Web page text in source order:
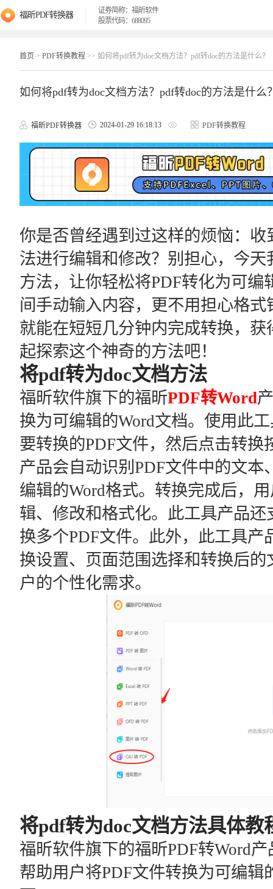
福昕PDF转换器
证券简称：福昕软件
股票代码：688095
首页 > PDF转换教程 >> 如何将pdf转为doc文档方法？pdf转doc的方法是什么？
如何将pdf转为doc文档方法？pdf转doc的方法是什么
福昕PDF转换器 2024-01-29 16:18:13 PDF转换教程
你是否曾经遇到过这样的烦恼：
法进行编辑和修改？别担心，今
方法，让你轻松将PDF转化为可
间手动输入内容，更不用担心格
就能在短短几分钟内完成转换，
起探索这个神奇的方法吧！
将pdf转为doc文档方法
福昕软件旗下的福昕PDF转Word
换为可编辑的Word文档。使用此
要转换的PDF文件，然后点击转
产品会自动识别PDF文件中的文
编辑的Word格式。转换完成后，
辑、修改和格式化。此工具产品
换多个PDF文件。此外，此工具
换设置、页面范围选择和转换后
户的个性化需求。
将pdf转为doc文档方法具体教
福昕软件旗下的福昕PDF转Word
帮助用户将PDF文件转换为可编辑